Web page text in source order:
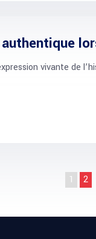
vivante de
1 2